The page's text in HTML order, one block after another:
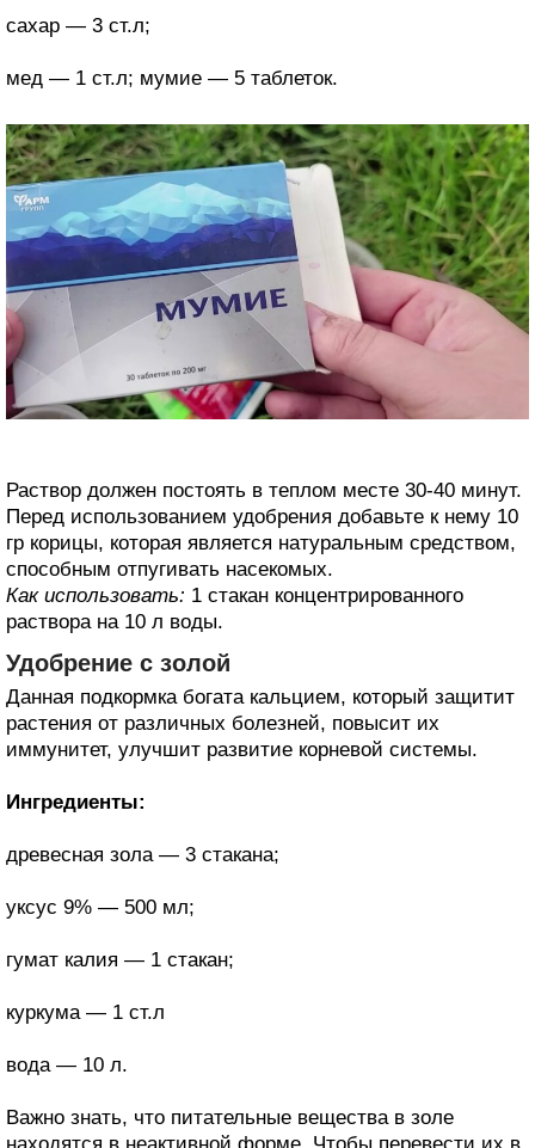
сахар — 3 ст.л;
мед — 1 ст.л; мумие — 5 таблеток.
Раствор должен постоять в теплом месте 30-40 минут.
Перед использованием удобрения добавьте к нему 10
гр корицы, которая является натуральным средством,
способным отпугивать насекомых.
Как использовать: 1 стакан концентрированного
раствора на 10 л воды.
Удобрение с золой
Данная подкормка богата кальцием, который защитит
растения от различных болезней, повысит их
иммунитет, улучшит развитие корневой системы.
Ингредиенты:
древесная зола — 3 стакана;
уксус 9% — 500 мл;
гумат калия — 1 стакан;
куркума — 1 ст.л
вода — 10 л.
Важно знать, что питательные вещества в золе